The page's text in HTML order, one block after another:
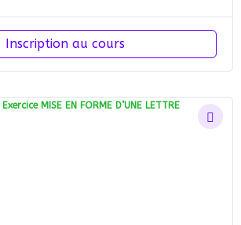
Inscription au cours